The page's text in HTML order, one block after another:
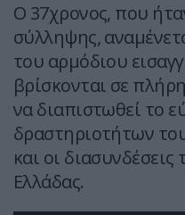
Ο 37χρονος, που
σύλληψης,
του αρμόδιου
βρίσκονται σε
να διαπιστωθεί το
δραστηριοτήτων
και οι διασυνδέσεις
Ελλάδας.